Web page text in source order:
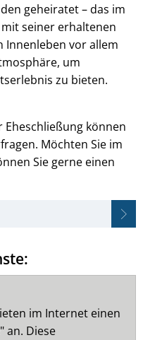
geheiratet – das im
seiner erhaltenen
Innenleben vor allem
um
zu bieten.
können
Möchten Sie im
Sie gerne einen
im Internet einen
an. Diese